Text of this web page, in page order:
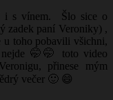
i s vínem. Šlo sice o
zadek paní Veroniky) ,
u toho pobavili všichni,
🤭🤭 toto video
přinese mým
večer 🙂 😄